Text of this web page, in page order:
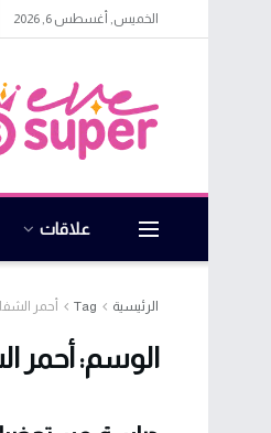
الخميس, أغسطس 6, 2026
علاقات
الرئيسية Tag أحمر
الوسم: أحمر